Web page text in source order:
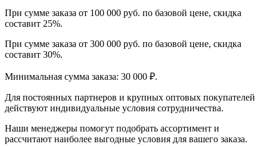
При сумме заказа от 100 000 руб. по базовой цене, скидка
составит 25%.
При сумме заказа от 300 000 руб. по базовой цене, скидка
составит 30%.
Минимальная сумма заказа: 30 000 ₽.
Для постоянных партнеров и крупных оптовых покупателей
действуют индивидуальные условия сотрудничества.
Наши менеджеры помогут подобрать ассортимент и
рассчитают наиболее выгодные условия для вашего заказа.